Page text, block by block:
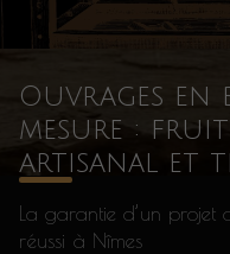
Ouvrages en
mesure :
artisanal et
La garantie d’un projet
réussi à Nîmes